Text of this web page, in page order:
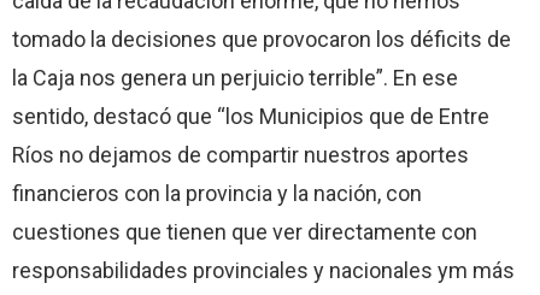
tomado la decisiones que provocaron los déficits de
la Caja nos genera un perjuicio terrible”. En ese
sentido, destacó que “los Municipios que de Entre
Ríos no dejamos de compartir nuestros aportes
financieros con la provincia y la nación, con
cuestiones que tienen que ver directamente con
responsabilidades provinciales y nacionales ym más